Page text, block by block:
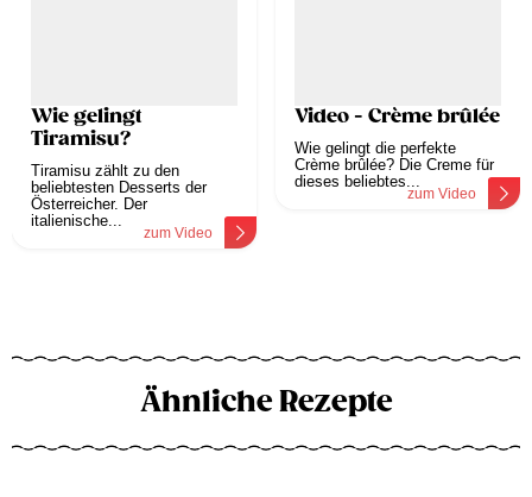
Wie gelingt
Tiramisu?
Tiramisu zählt zu den
beliebtesten Desserts der
Österreicher. Der
italienische...
zum Video
Video - Crème brûlée
Wie gelingt die perfekte
Crème brûlée? Die Creme für
dieses beliebtes...
zum Video
Ähnliche Rezepte